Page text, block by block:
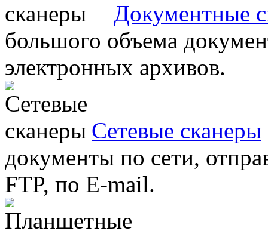
Документные
большого объема
электронных архивов.
Сетевые сканеры
документы по сети,
FTP, по E-mail.